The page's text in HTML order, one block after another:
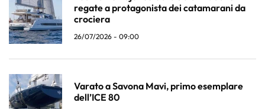
regate a protagonista dei catamarani da
crociera
26/07/2026 - 09:00
Varato a Savona Mavi, primo esemplare
dell’ICE 80